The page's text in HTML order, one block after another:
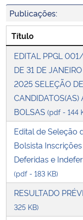
Gabinete de Segurança
Advocacia-Geral da União
Banco Central do Brasil
Planalto
Publicações:
Título
EDITAL PPGL
DE 31 DE
2025 SELEÇÃO DE
CANDIDATOS(AS)
BOLSAS (pdf - 144
Edital de Seleção
Bolsista Inscrições
Deferidas e
(pdf - 183 KB)
RESULTADO
325 KB)